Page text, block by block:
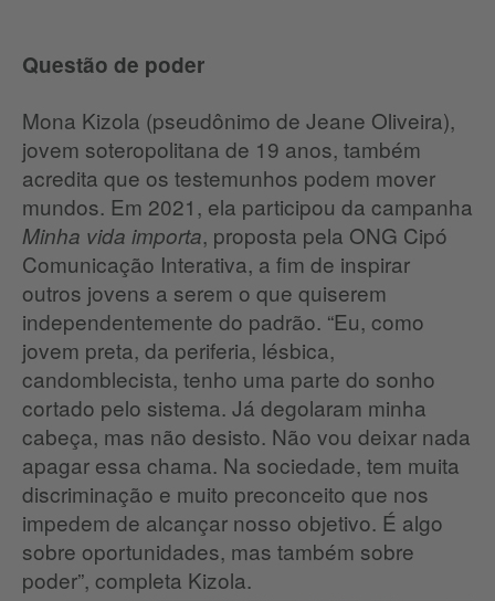
Questão de poder
Mona Kizola (pseudônimo de Jeane Oliveira),
jovem soteropolitana de 19 anos, também
acredita que os testemunhos podem mover
mundos. Em 2021, ela participou da campanha
Minha vida importa, proposta pela ONG Cipó
Comunicação Interativa, a fim de inspirar
outros jovens a serem o que quiserem
independentemente do padrão. “Eu, como
jovem preta, da periferia, lésbica,
candomblecista, tenho uma parte do sonho
cortado pelo sistema. Já degolaram minha
cabeça, mas não desisto. Não vou deixar nada
apagar essa chama. Na sociedade, tem muita
discriminação e muito preconceito que nos
impedem de alcançar nosso objetivo. É algo
sobre oportunidades, mas também sobre
poder”, completa Kizola.